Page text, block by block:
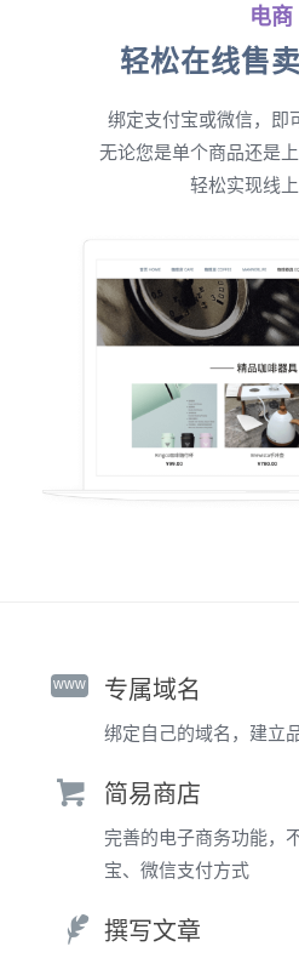
电商
轻松在线售
绑定支付宝或微信，即
无论您是单个商品还是
轻松实现线上
www 专属域名
绑定自己的域名，建立
简易商店
完善的电子商务功能，
宝、微信支付方式
撰写文章